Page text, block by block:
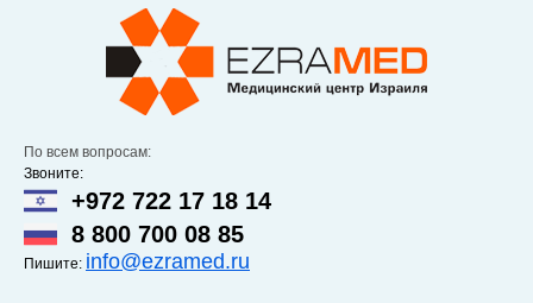
основному
содержанию
По всем вопросам:
Звоните:
+972 722 17 18 14
8 800 700 08 85
Пишите: info@ezramed.ru